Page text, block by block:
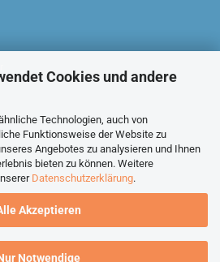
Cookies und andere
Technologien, auch von
Funktionsweise der Website zu
Angebotes zu analysieren und Ihnen
bieten zu können. Weitere
Datenschutzerklärung.
Akzeptieren
Notwendige